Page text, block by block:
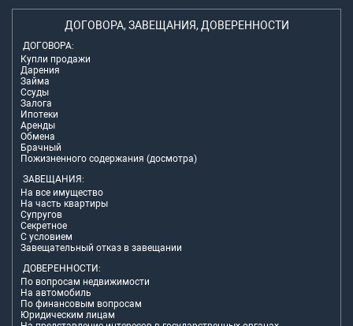
ДОГОВОРА, ЗАВЕЩАНИЯ, ДОВЕРЕННОСТИ
ДОГОВОРА:
Купли продажи
Дарения
Займа
Ссуды
Залога
Ипотеки
Аренды
Обмена
Брачный
Пожизненного содержания (досмотра)
ЗАВЕЩАНИЯ:
На все имущество
На часть квартиры
Супругов
Секретное
С условием
Завещательный отказ в завещании
ДОВЕРЕННОСТИ:
По вопросам недвижимости
На автомобиль
По финансовым вопросам
Юридическим лицам